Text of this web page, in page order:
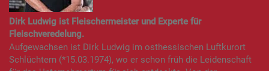
Dirk Ludwig ist Fleischermeister und Experte für
Fleischveredelung.
Aufgewachsen ist Dirk Ludwig im osthessischen Luftkurort
Schlüchtern (*15.03.1974), wo er schon früh die Leidenschaft